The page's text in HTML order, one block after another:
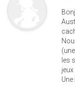
les
Une